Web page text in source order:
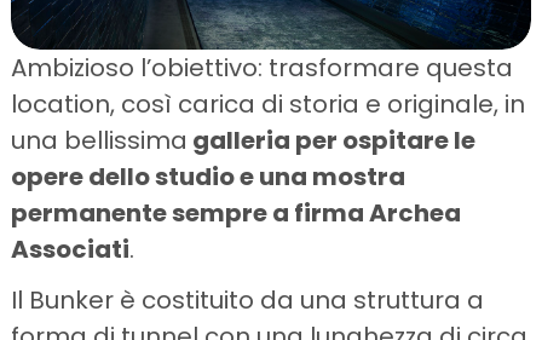
Ambizioso l’obiettivo: trasformare questa
location, così carica di storia e originale, in
una bellissima galleria per ospitare le
opere dello studio e una mostra
permanente sempre a firmaArchea
Associati.
Il Bunker è costituito da una struttura a